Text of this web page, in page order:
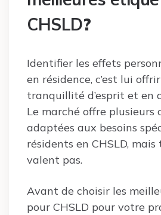
CHSLD?
Identifier les effets
en résidence, c’est lui
tranquillité d’esprit et en
Le marché offre plusieurs
adaptées aux besoins
résidents en CHSLD, mais
valent pas.
Avant de choisir les
pour CHSLD pour votre